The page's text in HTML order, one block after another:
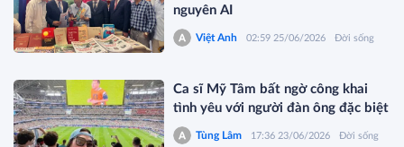
nguyên AI
Việt Anh 02:59 25/06/2026 Đời sống
Ca sĩ Mỹ Tâm bất ngờ công khai
tình yêu với người đàn ông đặc biệt
Tùng Lâm 17:36 23/06/2026 Đời sống